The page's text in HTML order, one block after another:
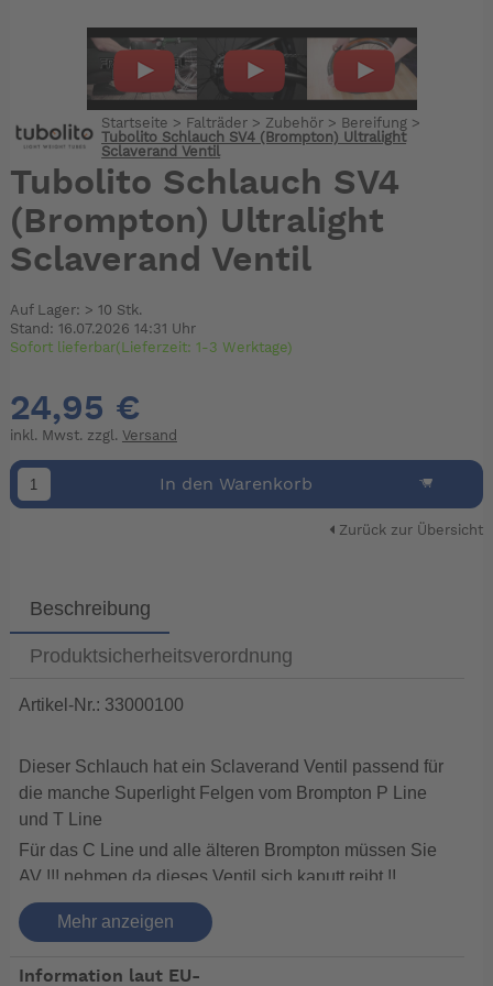
Startseite > Falträder > Zubehör > Bereifung >
Tubolito Schlauch SV4 (Brompton) Ultralight
Sclaverand Ventil
Tubolito Schlauch SV4
(Brompton) Ultralight
Sclaverand Ventil
Auf Lager: > 10 Stk.
Stand: 16.07.2026 14:31 Uhr
Sofort lieferbar(Lieferzeit: 1-3 Werktage)
24,95 €
inkl. Mwst. zzgl. Versand
In den Warenkorb
Zurück zur Übersicht
Beschreibung
Produktsicherheitsverordnung
Artikel-Nr.: 33000100
Dieser Schlauch hat ein Sclaverand Ventil passend für
die manche Superlight Felgen vom Brompton P Line
und T Line
Für das C Line und alle älteren Brompton müssen Sie
AV !!! nehmen da dieses Ventil sich kaputt reibt !!
Hier ist die Neuheit im Schlauchbereich . Hier mit
Autoventil passend für das Brompton.
Mehr anzeigen
Information laut EU-